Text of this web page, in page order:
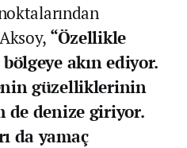
“Özellikle
akın ediyor.
güzelliklerinin
de denize giriyor.
da yamaç